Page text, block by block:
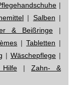
|
| Salben |
& Beißringe|
|Tabletten |
| Wäschepflege |
| Zahn- &